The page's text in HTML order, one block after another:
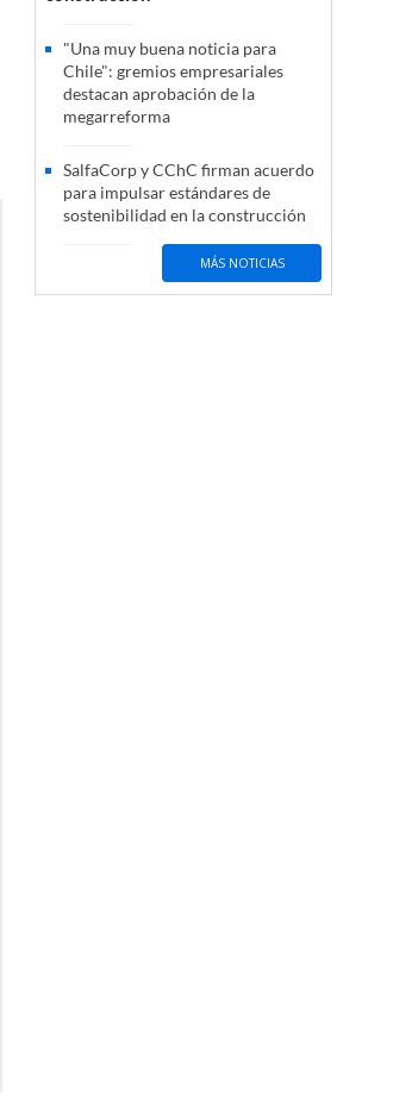
"Una muy buena noticia para
Chile": gremios empresariales
destacan aprobación de la
megarreforma
SalfaCorp y CChC firman acuerdo
para impulsar estándares de
sostenibilidad en la construcción
MÁS NOTICIAS